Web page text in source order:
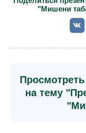
"Мишени
на тему